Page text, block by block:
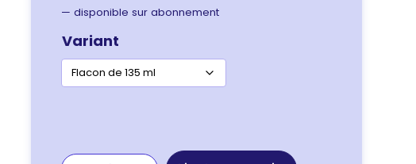
— disponible sur abonnement
Variant